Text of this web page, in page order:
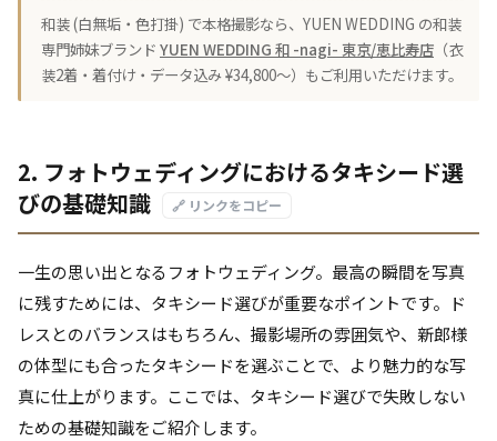
和装 (白無垢・色打掛) で本格撮影なら、YUEN WEDDING の和装
専門姉妹ブランド YUEN WEDDING 和 -nagi- 東京/恵比寿店 （衣
装2着・着付け・データ込み ¥34,800〜）もご利用いただけます。
2. フォトウェディングにおけるタキシード選
びの基礎知識
🔗 リンクをコピー
一生の思い出となるフォトウェディング。最高の瞬間を写真
に残すためには、タキシード選びが重要なポイントです。ド
レスとのバランスはもちろん、撮影場所の雰囲気や、新郎様
の体型にも合ったタキシードを選ぶことで、より魅力的な写
真に仕上がります。ここでは、タキシード選びで失敗しない
ための基礎知識をご紹介します。